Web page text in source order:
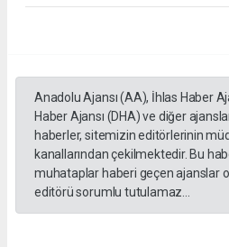
Anadolu Ajansı (AA), İhlas Haber
Haber Ajansı (DHA) ve diğer
haberler, sitemizin editörlerinin
kanallarından çekilmektedir. Bu
muhataplar haberi geçen ajanslar
editörü sorumlu tutulamaz...